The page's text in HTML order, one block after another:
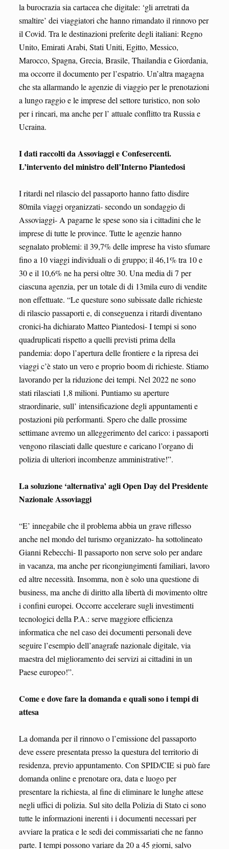
la burocrazia sia cartacea che digitale: ‘gli arretrati da
smaltire’ dei viaggiatori che hanno rimandato il rinnovo per
il Covid. Tra le destinazioni preferite degli italiani: Regno
Unito, Emirati Arabi, Stati Uniti, Egitto, Messico,
Marocco, Spagna, Grecia, Brasile, Thailandia e Giordania,
ma occorre il documento per l’espatrio. Un’altra magagna
che sta allarmando le agenzie di viaggio per le prenotazioni
a lungo raggio e le imprese del settore turistico, non solo
per i rincari, ma anche per l’ attuale conflitto tra Russia e
Ucraina.
I dati raccolti da Assoviaggi e Confesercenti.
L’intervento del ministro dell’Interno Piantedosi
I ritardi nel rilascio del passaporto hanno fatto disdire
80mila viaggi organizzati- secondo un sondaggio di
Assoviaggi- A pagarne le spese sono sia i cittadini che le
imprese di tutte le province. Tutte le agenzie hanno
segnalato problemi: il 39,7% delle imprese ha visto sfumare
fino a 10 viaggi individuali o di gruppo; il 46,1% tra 10 e
30 e il 10,6% ne ha persi oltre 30. Una media di 7 per
ciascuna agenzia, per un totale di di 13mila euro di vendite
non effettuate. “Le questure sono subissate dalle richieste
di rilascio passaporti e, di conseguenza i ritardi diventano
cronici-ha dichiarato Matteo Piantedosi- I tempi si sono
quadruplicati rispetto a quelli previsti prima della
pandemia: dopo l’apertura delle frontiere e la ripresa dei
viaggi c’è stato un vero e proprio boom di richieste. Stiamo
lavorando per la riduzione dei tempi. Nel 2022 ne sono
stati rilasciati 1,8 milioni. Puntiamo su aperture
straordinarie, sull’ intensificazione degli appuntamenti e
postazioni più performanti. Spero che dalle prossime
settimane avremo un alleggerimento del carico: i passaporti
vengono rilasciati dalle questure e caricano l’organo di
polizia di ulteriori incombenze amministrative!”.
La soluzione ‘alternativa’ agli Open Day del Presidente
Nazionale Assoviaggi
“E’ innegabile che il problema abbia un grave riflesso
anche nel mondo del turismo organizzato- ha sottolineato
Gianni Rebecchi- Il passaporto non serve solo per andare
in vacanza, ma anche per ricongiungimenti familiari, lavoro
ed altre necessità. Insomma, non è solo una questione di
business, ma anche di diritto alla libertà di movimento oltre
i confini europei. Occorre accelerare sugli investimenti
tecnologici della P.A.: serve maggiore efficienza
informatica che nel caso dei documenti personali deve
seguire l’esempio dell’anagrafe nazionale digitale, via
maestra del miglioramento dei servizi ai cittadini in un
Paese europeo!”.
Come e dove fare la domanda e quali sono i tempi di
attesa
La domanda per il rinnovo o l’emissione del passaporto
deve essere presentata presso la questura del territorio di
residenza, previo appuntamento. Con SPID/CIE si può fare
domanda online e prenotare ora, data e luogo per
presentare la richiesta, al fine di eliminare le lunghe attese
negli uffici di polizia. Sul sito della Polizia di Stato ci sono
tutte le informazioni inerenti i i documenti necessari per
avviare la pratica e le sedi dei commissariati che ne fanno
parte. I tempi possono variare da 20 a 45 giorni, salvo